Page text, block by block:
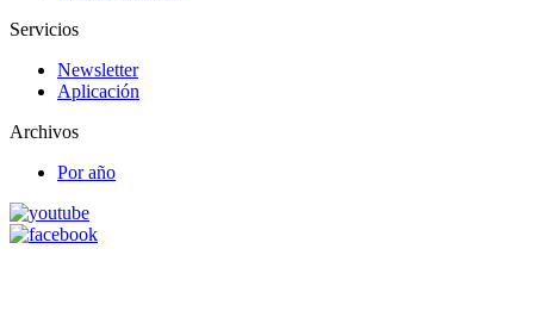
Servicios
Newsletter
Aplicación
Archivos
Por año